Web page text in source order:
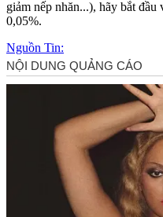
giảm nếp nhăn...), hãy bắt
0,05%.
Nguồn Tin: